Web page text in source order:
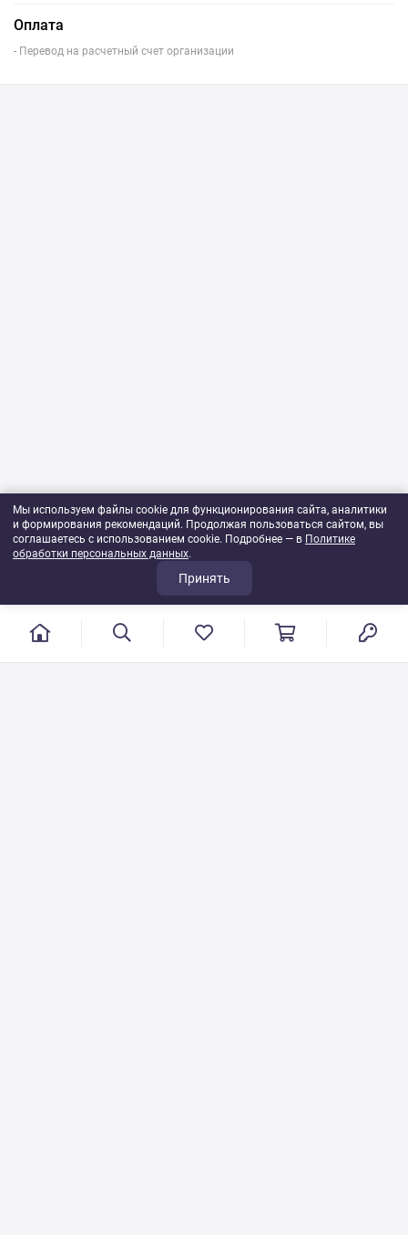
Оплата
- Перевод на расчетный счет организации
Мы используем файлы cookie для функционирования сайта, аналитики
и формирования рекомендаций. Продолжая пользоваться сайтом, вы
соглашаетесь с использованием cookie. Подробнее — в Политике
обработки персональных данных.
Принять